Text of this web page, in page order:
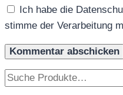
Ich habe die
stimme der Verarbeitung
Suchen